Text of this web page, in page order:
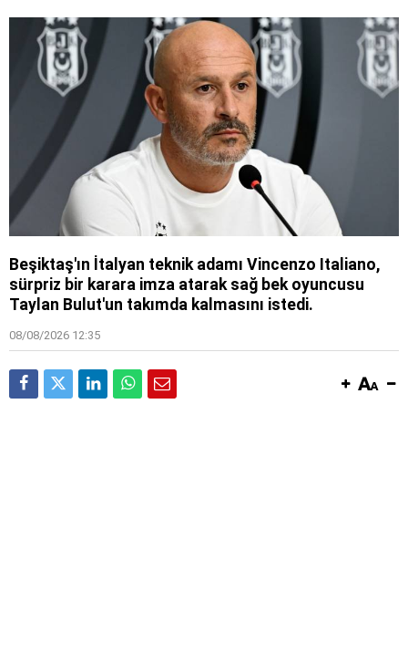
Beşiktaş'ın İtalyan teknik adamı Vincenzo Italiano,
sürpriz bir karara imza atarak sağ bek oyuncusu
Taylan Bulut'un takımda kalmasını istedi.
08/08/2026 12:35